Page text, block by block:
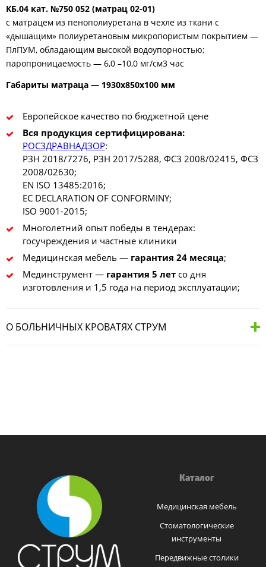
КБ.04 кат. №750 052 (матрац 02-01)
с матрацем из пенополиуретана в чехле из ткани с
«дышащим» полиуретановым микропористым покрытием —
ПлПУМ, обладающим высокой водоупорностью;
паропроницаемость — 6,0 –10,0 мг/см3 час
Габариты матраца — 1930х850х100 мм
Европейское качество по бюджетной цене
Вся продукция сертифицирована:
РОСЗДРАВНАДЗОР:
РЗН 2018/7276, РЗН 2017/5288, ФСЗ 2008/02415, ФСЗ
2008/02630;
EN ISO 13485:2016;
EC DECLARATION OF CONFORMINY;
ISO 9001-2015;
Многолетний опыт победы в тендерах:
госучреждения и частные клиники
Медицинская мебель — гарантия 24 месяца;
Мединструмент — гарантия 5 летсо дня
изготовления и 1,5 года на период эксплуатации;
О БОЛЬНИЧНЫХ КРОВАТЯХ СТРУМ
Каталог
Медицинская мебель
Стоматологические
инструменты
Передвижные столики